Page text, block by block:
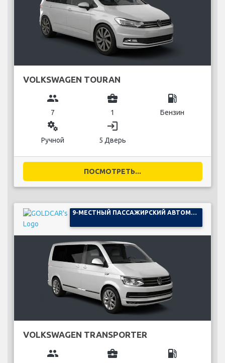
VOLKSWAGEN TOURAN
group
7
business_center
1
local_gas_station
Бензин
miscellaneous_services
Ручной
login
5 Дверь
ПОСМОТРЕТЬ...
9-МЕСТНЫЙ ПАССАЖИРСКИЙ АВТОМОБИЛЬ
VOLKSWAGEN TRANSPORTER
group business_center local_gas_station